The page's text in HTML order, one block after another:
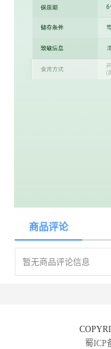
商品评论
暂无商品评论信息
蜀ICP